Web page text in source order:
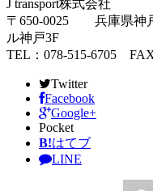
J transport株式会社
〒650-0025 兵庫県神
ル神戸3F
TEL：078-515-6705
Twitter
Facebook
Google+
Pocket
B!はてブ
LINE